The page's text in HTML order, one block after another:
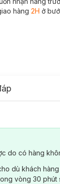
hàng 2H ở
do có hàng
dù khách
vòng 30